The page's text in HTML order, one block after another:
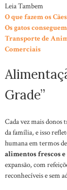
Leia Tambem
O que fazem os
Os gatos
Transporte de
Comerciais
Grade”
Cada vez mais donos
da família, e isso
humana em termos
alimentos frescos
expansão, com
reconhecíveis e sem